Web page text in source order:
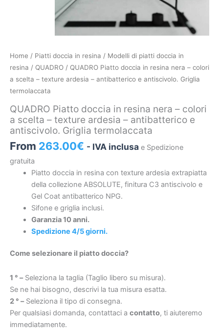
Home / Piatti doccia in resina / Modelli di piatti doccia in
resina / QUADRO / QUADRO Piatto doccia in resina nera – colori
a scelta – texture ardesia – antibatterico e antiscivolo. Griglia
termolaccata
QUADRO Piatto doccia in resina nera – colori
a scelta – texture ardesia – antibatterico e
antiscivolo. Griglia termolaccata
From 263.00€ - IVA inclusa e Spedizione
gratuita
Piatto doccia in resina con texture ardesia extrapiatta
della collezione ABSOLUTE, finitura C3 antiscivolo e
Gel Coat antibatterico NPG.
Sifone e griglia inclusi.
Garanzia 10 anni.
Spedizione 4/5 giorni.
Come selezionare il piatto doccia?
1 ° –Seleziona la taglia (Taglio libero su misura).
Se ne hai bisogno, descrivi la tua misura esatta.
2 ° –Seleziona il tipo di consegna.
Per qualsiasi domanda, contattaci a contatto, ti aiuteremo
immediatamente.
QUADRO
Piatto
doccia
in
nera
–
colori
a
scelta
texture
ardesia
antibatterico
Griglia
quantità